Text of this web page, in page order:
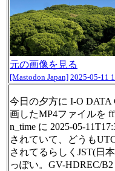
元の画像を見る
[Mastodon Japan] 2025-05-11
今日の夕方に I-O DATA
画したMP4ファイルを
n_time に 2025-05-
されていて、どうも
されてるらしくJST(日
っぽい。GV-HDREC/